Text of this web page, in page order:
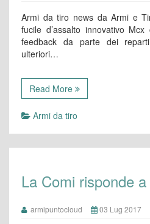
Armi da tiro news da Armi e
fucile d’assalto innovativo
feedback da parte dei
ulteriori…
Read More
Armi da tiro
La Comi risponde
armipuntocloud 03 Lug 2017